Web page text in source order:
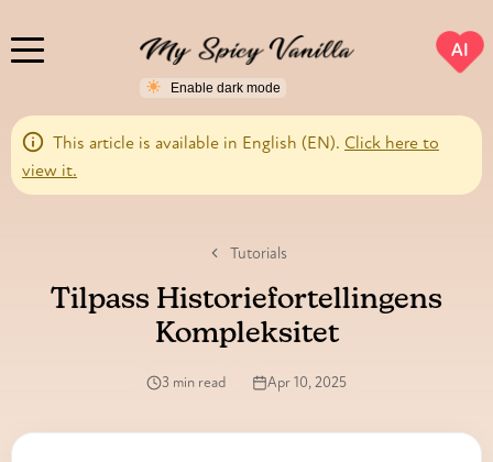
AI
This article is available in English (EN). Click here to
view it.
Tutorials
Tilpass Historiefortellingens
Kompleksitet
3 min read Apr 10, 2025